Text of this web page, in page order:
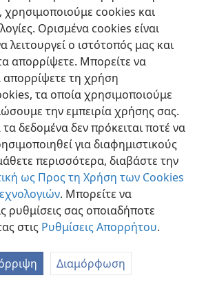
χρησιμοποιούμε cookies και
Ορισμένα cookies είναι
λειτουργεί ο ιστότοπός μας και
απορρίψετε. Μπορείτε να
απορρίψετε τη χρήση
τα οποία χρησιμοποιούμε
την εμπειρία χρήσης σας.
δεδομένα δεν πρόκειται ποτέ να
για διαφημιστικούς
περισσότερα, διαβάστε την
ως Προς τη Χρήση των Cookies
. Μπορείτε να
ρυθμίσεις σας οποιαδήποτε
στις Ρυθμίσεις Απορρήτου.
Διαμόρφωση
οίνου, δηλαδή εκείνοι που
του πνεύματος του Θεού ότι είναι
«κληρονόμοι μεν Θεού,
Χριστού». Αλλά προσέχοντας σε ό,τι
της ειδικής αυτής συναθροίσεως,
νέου τη σπουδαιότητα του να
στα συμφέροντα της βασιλείας
αδιαίρετης και αποκλειστικής
του να τηρούνται καθαροί
ενεργείας που θα τους
στην «τράπεζα των
σπουδαιότητα του να τηρούνται σε
κοινωνία Νέου Κόσμου των
του Ιεχωβά, διότι αυτός είναι
συνήθροισε όλα τα πρόβατα
ποίμνιον εις την μάνδραν».—
.